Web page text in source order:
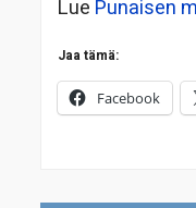
Lue Punaisen
Jaa tämä:
Facebook